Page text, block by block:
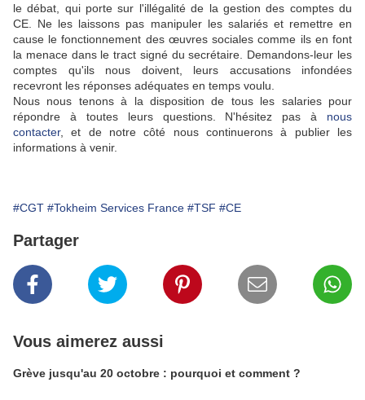
le débat, qui porte sur l'illégalité de la gestion des comptes du
CE. Ne les laissons pas manipuler les salariés et remettre en
cause le fonctionnement des œuvres sociales comme ils en font
la menace dans le tract signé du secrétaire. Demandons-leur les
comptes qu'ils nous doivent, leurs accusations infondées
recevront les réponses adéquates en temps voulu.
Nous nous tenons à la disposition de tous les salaries pour
répondre à toutes leurs questions. N'hésitez pas à nous
contacter, et de notre côté nous continuerons à publier les
informations à venir.
#CGT #Tokheim Services France #TSF #CE
Partager
Vous aimerez aussi
Grève jusqu'au 20 octobre : pourquoi et comment ?